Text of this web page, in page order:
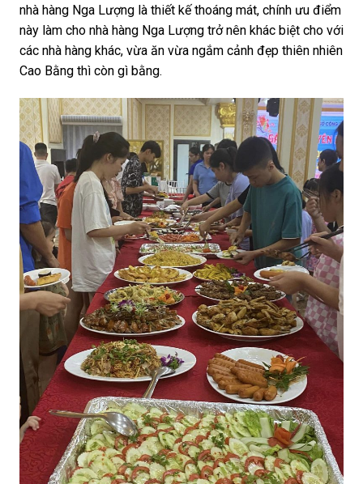
nhà hàng Nga Lượng là thiết kế thoáng mát, chính ưu điểm
này làm cho nhà hàng Nga Lượng trở nên khác biệt cho với
các nhà hàng khác, vừa ăn vừa ngắm cảnh đẹp thiên nhiên
Cao Bằng thì còn gì bằng.